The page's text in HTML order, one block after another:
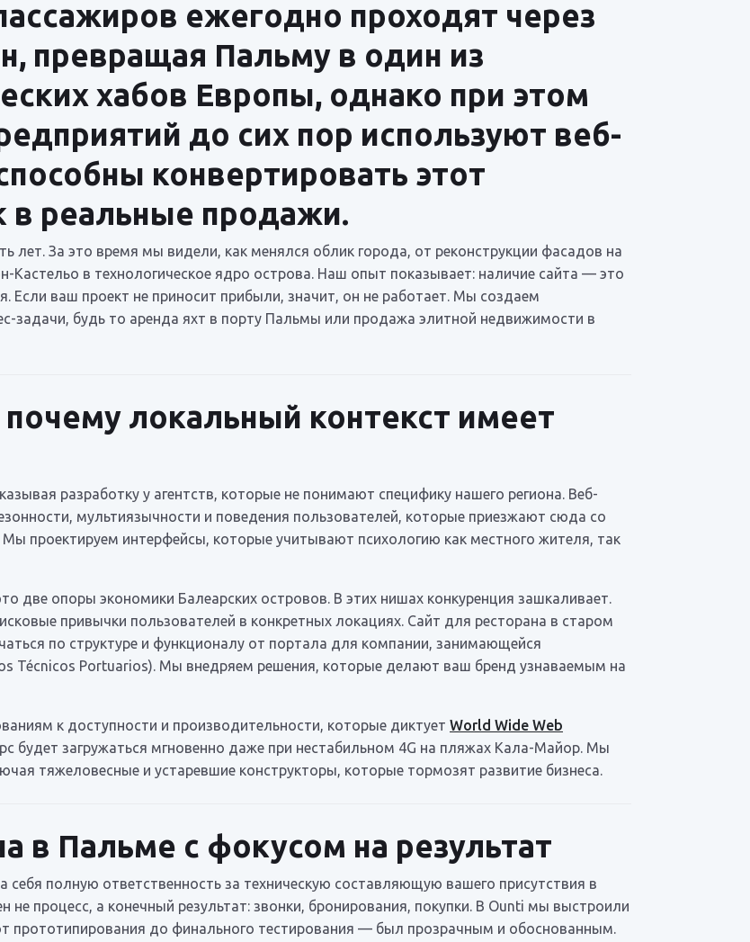
ежегодно проходят через
превращая Пальму в один из
хабов Европы, однако при этом
до сих пор используют веб-
конвертировать этот
в реальные продажи.
лет. За это время мы видели, как менялся облик города, от реконструкции фасадов на
в технологическое ядро острова. Наш опыт показывает: наличие сайта — это
Если ваш проект не приносит прибыли, значит, он не работает. Мы создаем
задачи, будь то аренда яхт в порту Пальмы или продажа элитной недвижимости в
локальный контекст имеет
разработку у агентств, которые не понимают специфику нашего региона. Веб-
мультиязычности и поведения пользователей, которые приезжают сюда со
проектируем интерфейсы, которые учитывают психологию как местного жителя, так
две опоры экономики Балеарских островов. В этих нишах конкуренция зашкаливает.
привычки пользователей в конкретных локациях. Сайт для ресторана в старом
по структуре и функционалу от портала для компании, занимающейся
Técnicos Portuarios). Мы внедряем решения, которые делают ваш бренд узнаваемым на
к доступности и производительности, которые диктует World Wide Web
будет загружаться мгновенно даже при нестабильном 4G на пляжах Кала-Майор. Мы
тяжеловесные и устаревшие конструкторы, которые тормозят развитие бизнеса.
в Пальме с фокусом на результат
себя полную ответственность за техническую составляющую вашего присутствия в
процесс, а конечный результат: звонки, бронирования, покупки. В Ounti мы выстроили
прототипирования до финального тестирования — был прозрачным и обоснованным.